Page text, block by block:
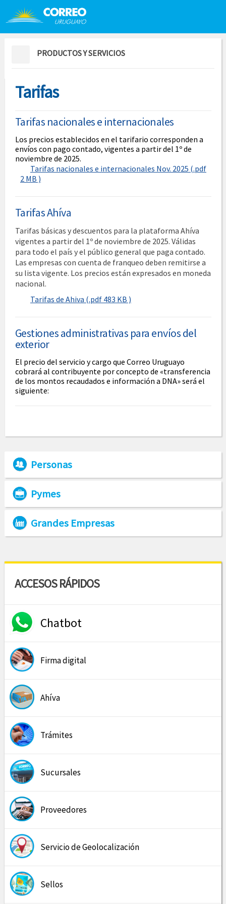
Saltar al contenido
PRODUCTOS Y SERVICIOS
Tarifas
Tarifas nacionales e internacionales
Los precios establecidos en el tarifario corresponden a
envíos con pago contado, vigentes a partir del 1º de
noviembre de 2025.
Tarifas nacionales e internacionales Nov. 2025 (.pdf
2 MB )
Tarifas Ahíva
Tarifas básicas y descuentos para la plataforma Ahíva
vigentes a partir del 1º de noviembre de 2025. Válidas
para todo el país y el público general que paga contado.
Las empresas con cuenta de franqueo deben remitirse a
su lista vigente. Los precios están expresados en moneda
nacional.
Tarifas de Ahiva (.pdf 483 KB )
Gestiones administrativas para envíos del
exterior
El precio del servicio y cargo que Correo Uruguayo
cobrará al contribuyente por concepto de «transferencia
de los montos recaudados e información a DNA» será el
siguiente:
Personas
Pymes
Grandes Empresas
ACCESOS RÁPIDOS
Chatbot
Firma digital
Ahíva
Trámites
Sucursales
Proveedores
Servicio de Geolocalización
Sellos